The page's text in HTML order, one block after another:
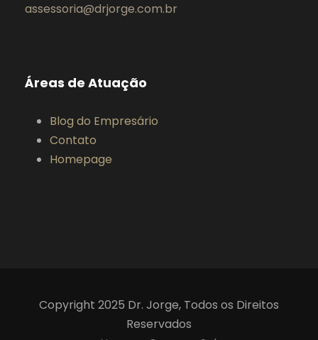
assessoria@drjorge.com.br
Áreas de Atuação
Blog do Empresário
Contato
Homepage
Copyright 2025 Dr. Jorge, Todos os Direitos
Reservados